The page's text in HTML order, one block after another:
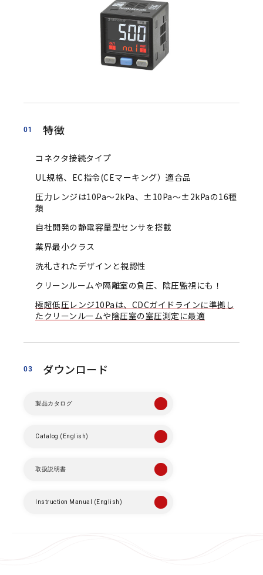
アクセサリ ピトー管
アクセサリ 管路部品
ガスタービン周辺機器
当社の技術
特色
マノスターとは？
認証取得について
事業内容
液化水素レベルセンサ
各種ダウンロード
各種ダウンロード
01 特徴
コネクタ接続タイプ
UL規格、EC指令(CEマーキング）適合品
圧力レンジは10Pa～2kPa、±10Pa～±2kPaの16種
類
自社開発の静電容量型センサを搭載
業界最小クラス
洗礼されたデザインと視認性
クリーンルームや隔離室の負圧、陰圧監視にも！
極超低圧レンジ10Paは、CDCガイドラインに準拠し
たクリーンルームや陰圧室の室圧測定に最適
03 ダウンロード
製品カタログ
Catalog (English)
取扱説明書
Instruction Manual (English)